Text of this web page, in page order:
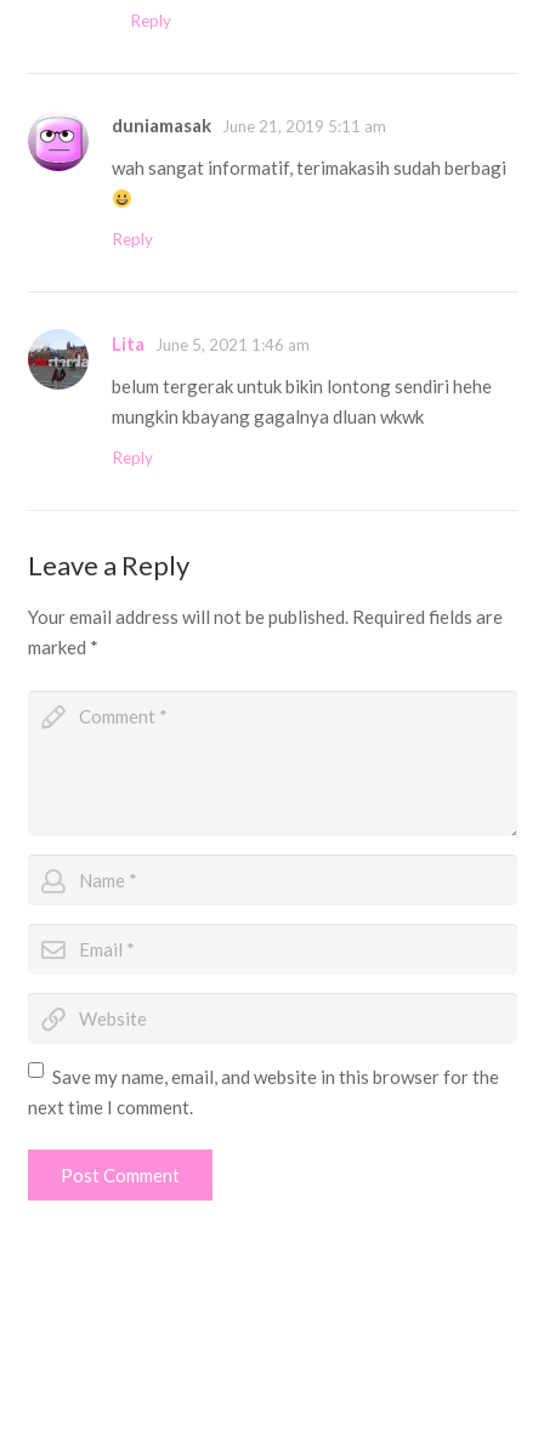
Reply
duniamasak June 21, 2019 5:11 am
wah sangat informatif, terimakasih sudah berbagi
Reply
Lita June 5, 2021 1:46 am
belum tergerak untuk bikin lontong sendiri hehe
mungkin kbayang gagalnya dluan wkwk
Reply
Leave a Reply
Your email address will not be published. Required fields are
marked *
Save my name, email, and website in this browser for the
next time I comment.
Post Comment